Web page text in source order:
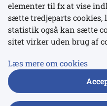
Links
Udgivelser
elementer til fx at vise
sætte tredjeparts
statistik også kan sætte
sitet virker uden brug af
Læs mere om cookies